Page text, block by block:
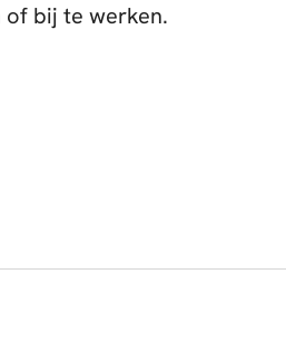
of bij te werken.